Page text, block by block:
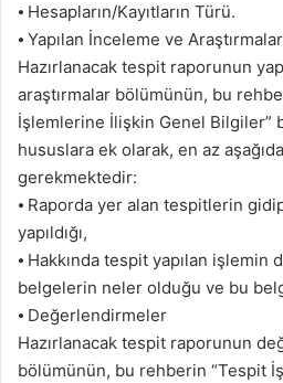
⦁ Hesapların/Kayıtların Türü.
⦁ Yapılan İnceleme ve Araştırmalar
Hazırlanacak tespit raporunun
araştırmalar bölümünün, bu
İşlemlerine İlişkin Genel Bilgiler”
hususlara ek olarak, en az
gerekmektedir:
⦁ Raporda yer alan tespitlerin
yapıldığı,
⦁ Hakkında tespit yapılan işlemin
belgelerin neler olduğu ve bu
⦁ Değerlendirmeler
Hazırlanacak tespit raporunun
bölümünün, bu rehberin “Tespit